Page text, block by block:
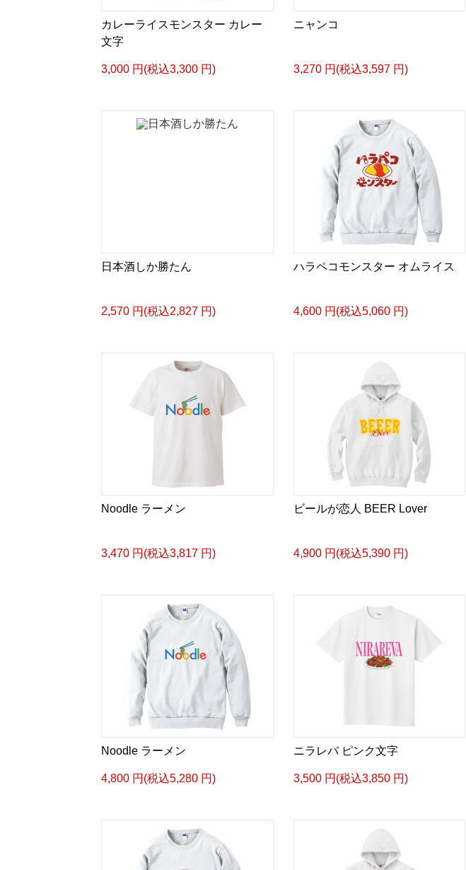
カレーライスモンスター カレー
文字
3,000 円(税込3,300 円)
ニャンコ
3,270 円(税込3,597 円)
日本酒しか勝たん
2,570 円(税込2,827 円)
ハラペコモンスター オムライス
4,600 円(税込5,060 円)
Noodle ラーメン
3,470 円(税込3,817 円)
ビールが恋人 BEER Lover
4,900 円(税込5,390 円)
Noodle ラーメン
4,800 円(税込5,280 円)
ニラレバ ピンク文字
3,500 円(税込3,850 円)